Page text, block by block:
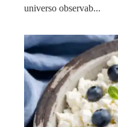
universo observab...